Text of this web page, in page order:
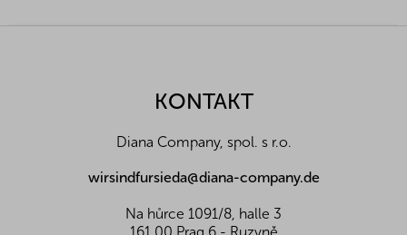
Snack, man muss nur auswählen, welche Sorte für die
Herkunftsländern, und dank der guten Beziehungen
wir oft in der Lage, exklusive Vertretungen direkt von
Landwirten und Anbauern der besten Nüsse und
Früchte aus der ganzen Welt zu erhalten. Aus diesem
Grund liefern wir die besten Waren für Sie und Ihre
KONTAKT
Diana Company, spol. s r.o.
wirsindfursieda@diana-company.de
Na hůrce 1091/8, halle 3